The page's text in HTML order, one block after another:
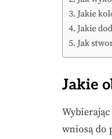
Jakie
Jakie
Jak
Jakie
wniosą do